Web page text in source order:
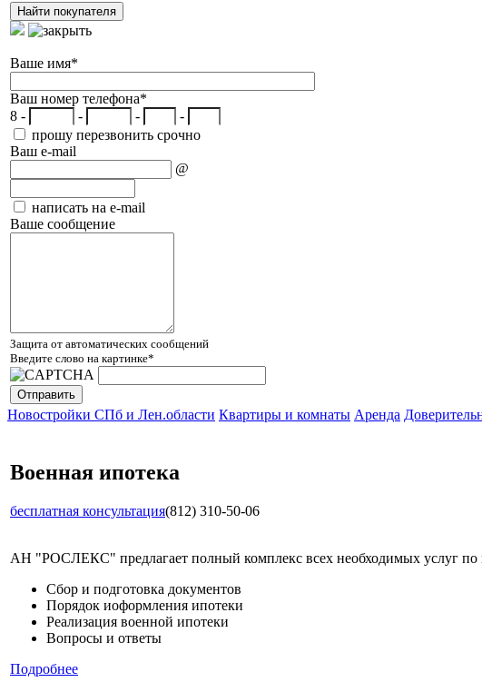
Ваше имя*
Ваш номер телефона*
8 -
- -
-
прошу перезвонить срочно
Ваш e-mail
@
написать на e-mail
Ваше сообщение
Защита от автоматических сообщений
Введите слово на картинке*
Новостройки СПб и Лен.области Квартиры и комнаты Аренда
Военная ипотека
бесплатная консультация(812) 310-50-06
АН "РОСЛЕКС" предлагает полный комплекс всех необходимых услуг по
Сбор и подготовка документов
Порядок иоформления ипотеки
Реализация военной ипотеки
Вопросы и ответы
Подробнее